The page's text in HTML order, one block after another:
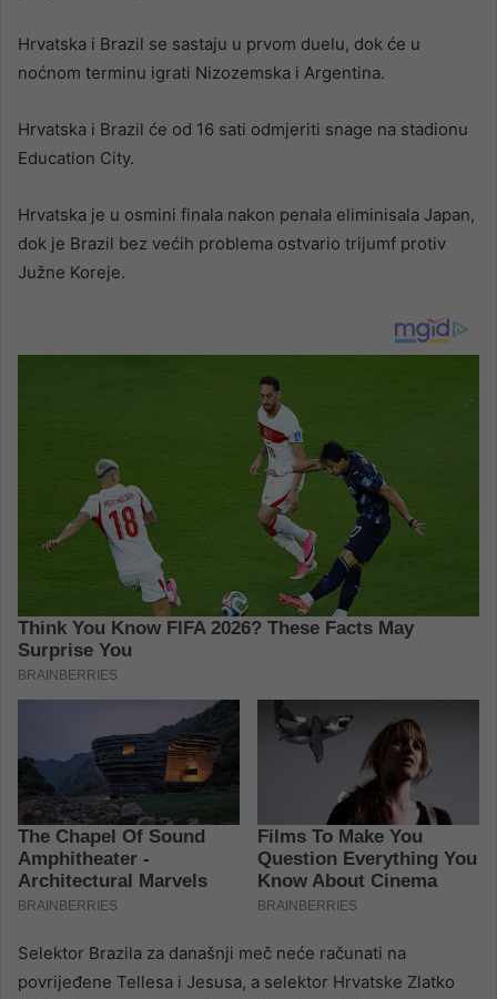
Hrvatska i Brazil se sastaju u prvom duelu, dok će u
noćnom terminu igrati Nizozemska i Argentina.
Hrvatska i Brazil će od 16 sati odmjeriti snage na stadionu
Education City.
Hrvatska je u osmini finala nakon penala eliminisala Japan,
dok je Brazil bez većih problema ostvario trijumf protiv
Južne Koreje.
Selektor Brazila za današnji meč neće računati na
povrijeđene Tellesa i Jesusa, a selektor Hrvatske Zlatko